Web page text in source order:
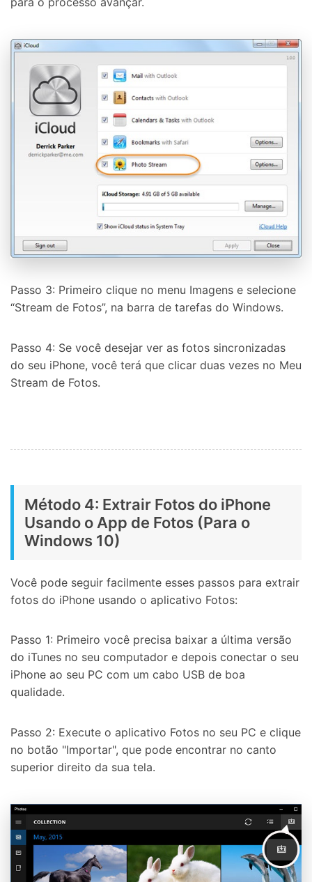
Passo 3: Primeiro clique no menu Imagens e selecione
“Stream de Fotos”, na barra de tarefas do Windows.
Passo 4: Se você desejar ver as fotos sincronizadas
do seu iPhone, você terá que clicar duas vezes no Meu
Stream de Fotos.
Método 4: Extrair Fotos do iPhone
Usando o App de Fotos (Para o
Windows 10)
Você pode seguir facilmente esses passos para extrair
fotos do iPhone usando o aplicativo Fotos:
Passo 1: Primeiro você precisa baixar a última versão
do iTunes no seu computador e depois conectar o seu
iPhone ao seu PC com um cabo USB de boa
qualidade.
Passo 2: Execute o aplicativo Fotos no seu PC e clique
no botão "Importar", que pode encontrar no canto
superior direito da sua tela.